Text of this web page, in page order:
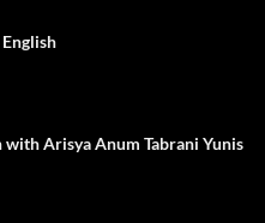
with Arisya Anum Tabrani Yunis